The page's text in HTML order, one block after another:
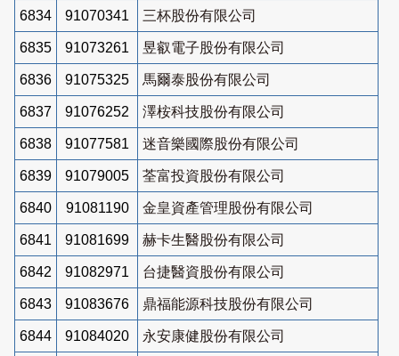
6834 91070341 三杯股份有限公司
6835 91073261 昱叡電子股份有限公司
6836 91075325 馬爾泰股份有限公司
6837 91076252 澤桉科技股份有限公司
6838 91077581 迷音樂國際股份有限公司
6839 91079005 荃富投資股份有限公司
6840 91081190 金皇資產管理股份有限公司
6841 91081699 赫卡生醫股份有限公司
6842 91082971 台捷醫資股份有限公司
6843 91083676 鼎福能源科技股份有限公司
6844 91084020 永安康健股份有限公司